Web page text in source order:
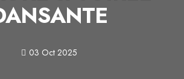
03 Oct 2025